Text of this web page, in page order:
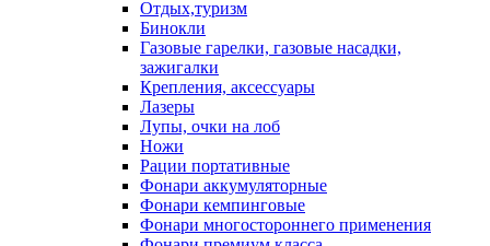
Отдых,туризм
Бинокли
Газовые гарелки, газовые насадки,
зажигалки
Крепления, аксессуары
Лазеры
Лупы, очки на лоб
Ножи
Рации портативные
Фонари аккумуляторные
Фонари кемпинговые
Фонари многостороннего применения